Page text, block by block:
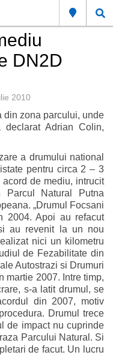
DN2D
2010
din zona parcului, unde
Adrian Colin,
a drumului national
pentru circa 2 – 3
de mediu, intrucit
Natural Putna
„Drumul Focsani
2004. Apoi au refacut
au revenit la un nou
nici un kilometru
de Fezabilitate din
Autostrazi si Drumuri
martie 2007. Intre timp,
s-a latit drumul, se
din 2007, motiv
Drumul trece
de impact nu cuprinde
Parcului Natural. Si
de facut. Un lucru